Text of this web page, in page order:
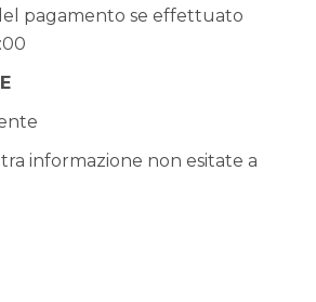
pagamento se effettuato
informazione non esitate a